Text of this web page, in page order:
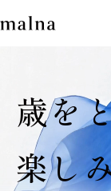
歳を
楽し